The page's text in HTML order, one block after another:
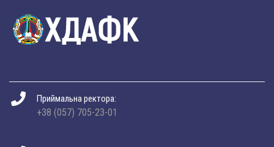
Приймальна ректора:
+38 (057) 705-23-01